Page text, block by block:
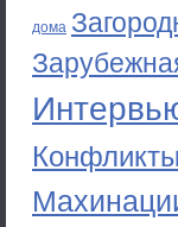
дома
Конфликты